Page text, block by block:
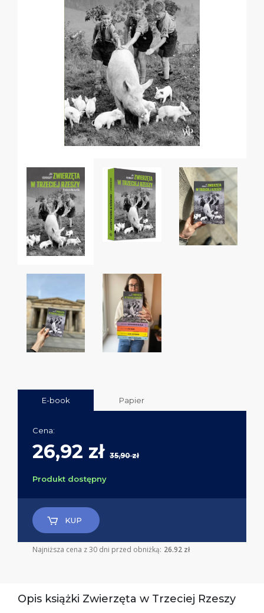
E-book Papier
Cena:
26,92 zł 35,90 zł
Produkt dostępny
KUP
Najniższa cena z 30 dni przed obniżką: 26.92 zł
Opis książki Zwierzęta w Trzeciej Rzeszy